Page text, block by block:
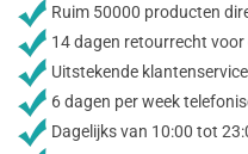
Ruim 50000 producten
14 dagen retourrecht
Uitstekende
6 dagen per week
Dagelijks van 10:00 tot